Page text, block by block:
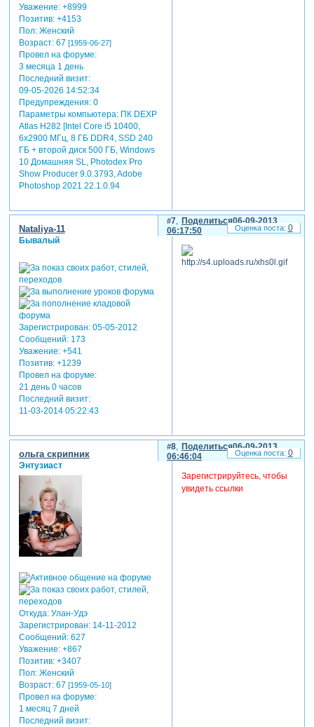
Уважение: +8999
Позитив: +4153
Пол:Женский
Возраст:67 [1959-06-27]
Провел на форуме:
3 месяца 1 день
Последний визит:
09-05-2026 14:52:34
Предупреждения:0
Параметры компьютера:ПК DEXP
Atlas H282 [Intel Core i5 10400,
6x2900 МГц, 8 ГБ DDR4, SSD 240
ГБ + второй диск 500 ГБ, Windows
10 Домашняя SL, Photodex Pro
Show Producer 9.0.3793, Adobe
Photoshop 2021 22.1.0.94
Поделиться
7
06-09-2013
06:17:50
Nataliya-11
Бывалый
Зарегистрирован: 05-05-2012
Сообщений:173
Уважение: +541
Позитив: +1239
Провел на форуме:
21 день 0 часов
Последний визит:
11-03-2014 05:22:43
0
Поделиться
8
06-09-2013
06:46:04
ольга скрипник
Энтузиаст
Откуда:Улан-Удэ
Зарегистрирован: 14-11-2012
Сообщений:627
Уважение: +867
Позитив: +3407
Пол:Женский
Возраст:67 [1959-05-10]
Провел на форуме:
1 месяц 7 дней
Последний визит:
Зарегистрируйтесь, чтобы
увидеть ссылки
0